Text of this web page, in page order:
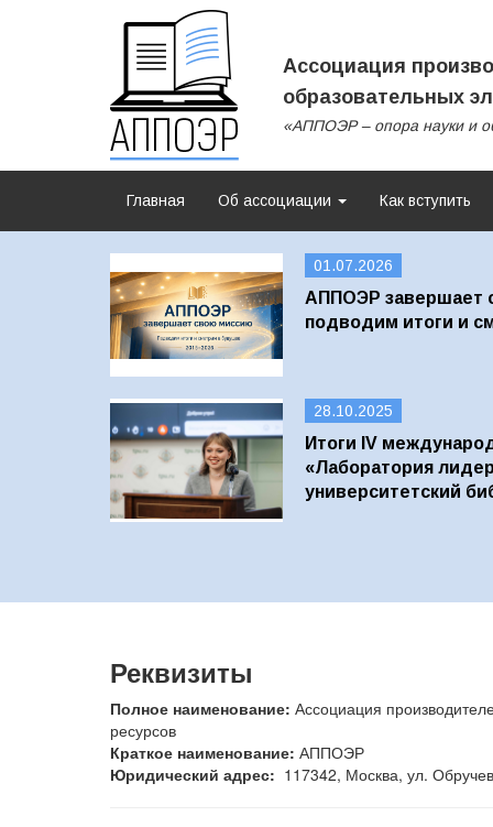
Ассоциация
образовательных
«АППОЭР – опора науки и
Главная Об ассоциации Как вступить
01.07.2026
АППОЭР завершает
подводим итоги и
28.10.2025
Итоги IV
«Лаборатория
университетский
Реквизиты
Полное наименование: Ассоциация
ресурсов
Краткое наименование: АППОЭР
Юридический адрес: 117342, Москва, ул.